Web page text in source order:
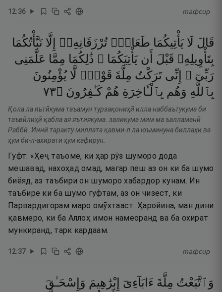
12:36 тафсир
قَالَ لَا يَأْتِيكُمَا طَعَامٌۭ تُرْزَقَانِهِۦٓ إِلَّا نَبَّأْتُكُمَا
بِتَأْوِيلِهِۦ قَبْلَ أَن يَأْتِيَكُمَا ۚ ذَٰلِكُمَا مِمَّا عَلَّمَنِى
رَبِّىٓ ۚ إِنِّى تَرَكْتُ مِلَّةَ قَوْمٍۢ لَّا يُؤْمِنُونَ
بِٱللَّهِ وَهُم بِٱلْـَٔاخِرَةِ هُمْ كَـٰفِرُونَ ۝٣٧
Қола ла яътӣкума таъамун турзақониҳӣ илла наббаътукума би
таъвӣлиҳӣ қабла ая яътиякума. заликума мим ма ъалламанӣ
Раббӣ. Иннӣ таракту миллата қавми-л ла юъминуна биллаҳи ва
ҳум би-л-ахирати ҳум кафирун.
Гуфт: «Ҳеҷ таъоме, ки ҳар рӯз шуморо дода
мешавад, нахоҳад омад, магар пеш аз он ки ба шумо
биёяд, аз таъбири он шуморо хабардор кунам. Ин
таъбире ки ба шумо гуфтам, аз он чизест, ки
Парвардигорам маро омӯхтааст. Ҳаройина, ман дини
қавмеро, ки ба Аллоҳ имон намеоранд ва ба охират
мункиранд, тарк кардаам.
12:37 тафсир
وَٱتَّبَعْتُ مِلَّةَ ءَابَآءِىٓ إِبْرَٰهِيمَ وَإِسْحَـٰقَ